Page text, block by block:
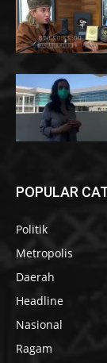
POPULAR
Politik
Metropolis
Daerah
Headline
Nasional
Ragam